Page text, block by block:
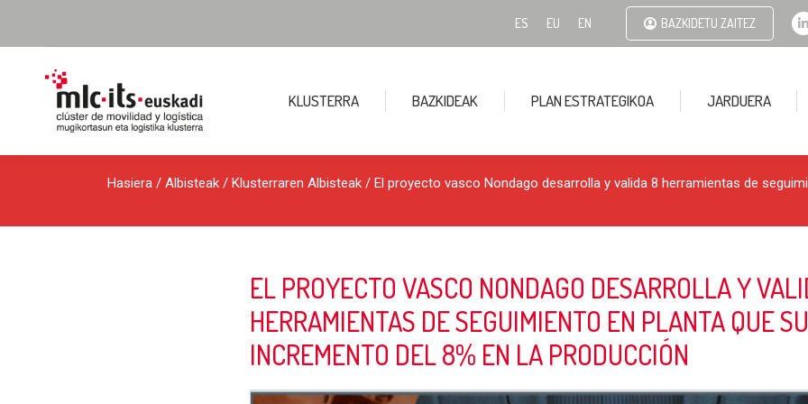
ES EU EN BAZKIDETU ZAITEZ
KLUSTERRA BAZKIDEAK PLAN ESTRATEGIKOA JARDUERA
Hasiera / Albisteak / Klusterraren Albisteak / El proyecto vasco Nondago desarrolla y valida 8 herramientas de
EL PROYECTO VASCO NONDAGO DESARROLLA Y
HERRAMIENTAS DE SEGUIMIENTO EN PLANTA QUE
INCREMENTO DEL 8% EN LA PRODUCCIÓN